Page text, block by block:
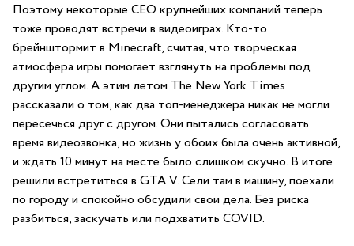
Поэтому некоторые СЕО крупнейших компаний теперь
тоже проводят встречи в видеоиграх. Кто-то
брейнштормит в Minecraft, считая, что творческая
атмосфера игры помогает взглянуть на проблемы под
другим углом. А этим летом The New York Times
рассказали о том, как два топ-менеджера никак не могли
пересечься друг с другом. Они пытались согласовать
время видеозвонка, но жизнь у обоих была очень активной,
и ждать 10 минут на месте было слишком скучно. В итоге
решили встретиться в GTA V. Сели там в машину, поехали
по городу и спокойно обсудили свои дела. Без риска
разбиться, заскучать или подхватить COVID.